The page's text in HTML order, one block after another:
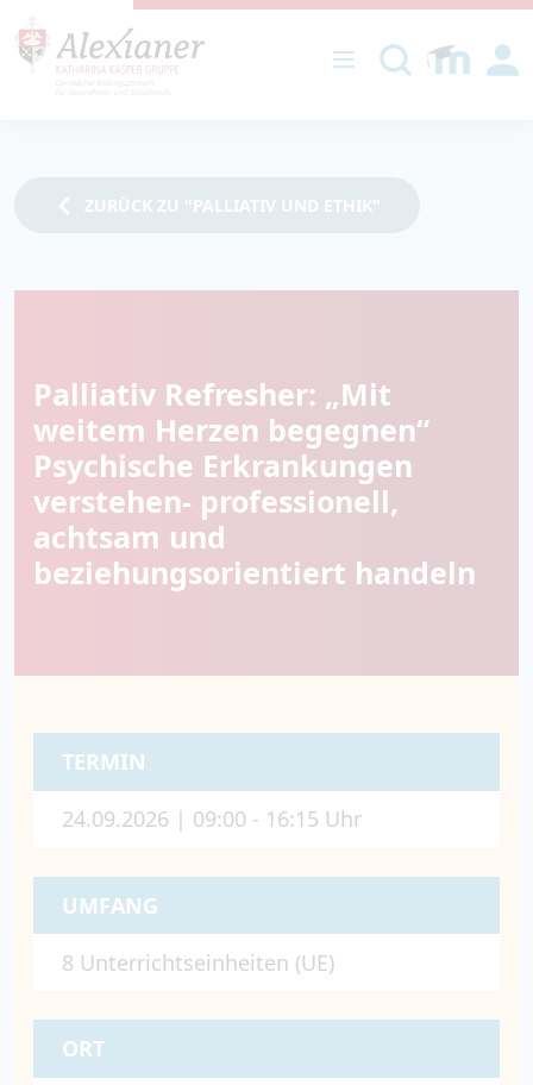
DIREKT ZUM INHALT
ZURÜCK ZU "PALLIATIV UND ETHIK"
Palliativ Refresher: „Mit
weitem Herzen begegnen“
Psychische Erkrankungen
verstehen- professionell,
achtsam und
beziehungsorientiert handeln
TERMIN
24.09.2026 | 09:00 - 16:15 Uhr
UMFANG
8 Unterrichtseinheiten (UE)
ORT